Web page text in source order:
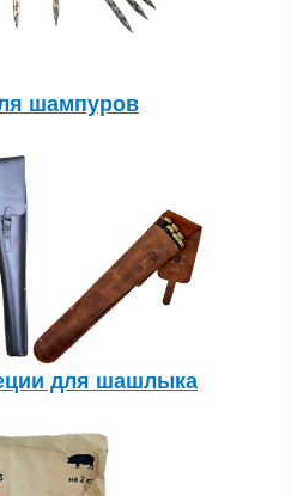
шампуров
для шашлыка